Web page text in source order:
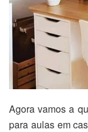
Agora vamos a
para aulas em